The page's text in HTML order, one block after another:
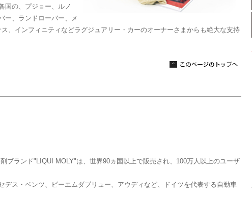
国の、プジョー、ルノ
ー、ランドローバー、メ
、インフィニティなどラグジュアリー・カーのオーナーさまからも絶大な支持
ブランド"LIQUI MOLY"は、世界90ヵ国以上で販売され、100万人以上のユーザ
デス・ベンツ、ビーエムダブリュー、アウディなど、ドイツを代表する自動車